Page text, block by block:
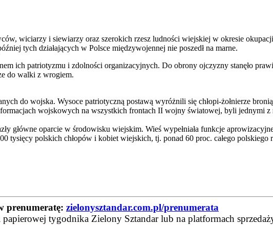
wiciarzy i siewiarzy oraz szerokich rzesz ludności wiejskiej w okresie
tych działających w Polsce międzywojennej nie poszedł na marne.
ich patriotyzmu i zdolności organizacyjnych. Do obrony ojczyzny stanęło
do walki z wrogiem.
do wojska. Wysoce patriotyczną postawą wyróżnili się chłopi-żołnierze
wojskowych na wszystkich frontach II wojny światowej, byli jednymi z
główne oparcie w środowisku wiejskim. Wieś wypełniała funkcje
tysięcy polskich chłopów i kobiet wiejskich, tj. ponad 60 proc. całego polskiego
prenumeratę: zielonysztandar.com.pl/prenumerata
papierowej tygodnika Zielony Sztandar lub na platformach